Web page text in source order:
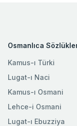
Osmanlıca
Kamus-ı Türki
Lugat-ı Naci
Kamus-ı Osmani
Lehce-i Osmani
Lugat-ı Ebuzziya